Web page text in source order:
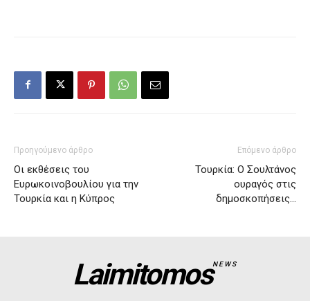
Προηγούμενο άρθρο
Οι εκθέσεις του
Ευρωκοινοβουλίου για την
Τουρκία και η Κύπρος
Επόμενο άρθρο
Τουρκία: Ο Σουλτάνος
ουραγός στις
δημοσκοπήσεις…
LaimitomosNEWS